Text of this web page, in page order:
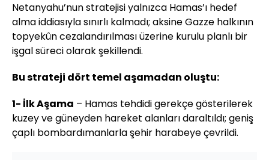
Netanyahu’nun stratejisi yalnızca Hamas’ı hedef
alma iddiasıyla sınırlı kalmadı; aksine Gazze halkının
topyekûn cezalandırılması üzerine kurulu planlı bir
işgal süreci olarak şekillendi.
Bu strateji dört temel aşamadan oluştu:
1- İlk Aşama – Hamas tehdidi gerekçe gösterilerek
kuzey ve güneyden hareket alanları daraltıldı; geniş
çaplı bombardımanlarla şehir harabeye çevrildi.